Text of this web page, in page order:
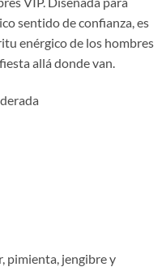
sentido de confianza, es
enérgico de los hombres
allá donde van.
pimienta, jengibre y